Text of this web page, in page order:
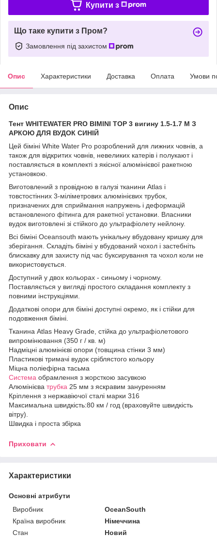
Купити з
Що таке купити з Пром?
Замовлення під захистом
Опис Характеристики Доставка Оплата Умови
Опис
Тент WHITEWATER PRO BIMINI TOP 3 вигину 1.5-1.7 M З
АРКОЮ ДЛЯ ВУДОК СИНІЙ
Цей біміні White Water Pro розроблений для лижних човнів, а
також для відкритих човнів, невеликих катерів і полукают і
поставляється в комплекті з якісної алюмінієвої ракетною
установкою.
Виготовлений з провідною в галузі тканини Atlas і
товстостінних 3-міліметрових алюмінієвих трубок,
призначених для сприймання напружень і деформацій
встановленого фітинга для ракетної установки. Власники
вудок виготовлені зі стійкого до ультрафіолету нейлону.
Всі біміні Oceansouth мають унікальну вбудовану кришку для
зберігання. Складіть біміні у вбудований чохол і застебніть
блискавку для захисту під час буксирування та чохол коли не
використовується.
Доступний у двох кольорах - синьому і чорному.
Поставляється у вигляді простого складання комплекту з
повними інструкціями.
Додаткові опори для біміні доступні окремо, як і стійки для
подовження біміні.
Тканина Atlas Heavy Grade, стійка до ультрафіолетового
випромінювання (350 г / кв. м)
Надміцні алюмінієві опори (товщина стінки 3 мм)
Пластикові тримачі вудок сріблястого кольору
Міцна поліефірна тасьма
Система обрамлення з жорсткою засувкою
Алюмінієва трубка 25 мм з яскравим зануренням
Кріплення з нержавіючої сталі марки 316
Максимальна швидкість:80 км / год (враховуйте швидкість
вітру).
Швидка і проста збірка
Приховати
Характеристики
Основні атрибути
Виробник
OceanSouth
Країна виробник
Німеччина
Стан
Новий